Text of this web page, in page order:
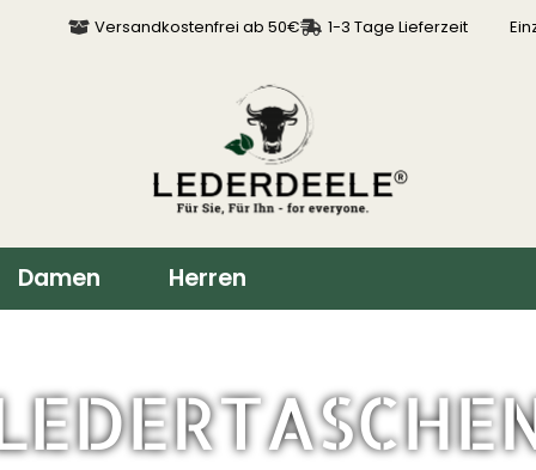
Versandkostenfrei ab 50€ 1-3 Tage Lieferzeit
Damen Herren